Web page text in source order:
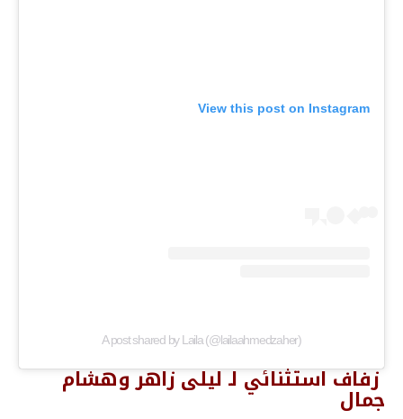
View this post on Instagram
A post shared by Laila (@lailaahmedzaher)
زفاف استثنائي لـ ليلى زاهر وهشام
جمال